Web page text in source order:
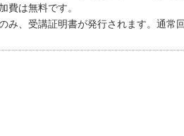
費は無料です。
み、受講証明書が発行されます。通常